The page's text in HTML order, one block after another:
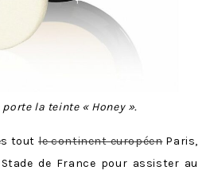
la teinte « Honey ».
toutle continent européenParis,
de France pour assister au